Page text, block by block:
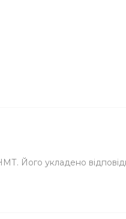
Його укладено